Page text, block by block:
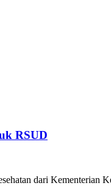
RSUD
dari Kementerian